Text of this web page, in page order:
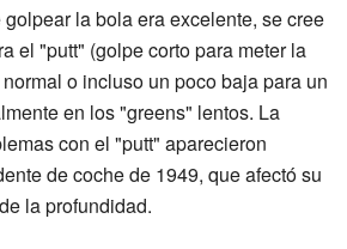
la bola era excelente, se cree
el "putt" (golpe corto para meter la
o incluso un poco baja para un
en los "greens" lentos. La
con el "putt" aparecieron
de coche de 1949, que afectó su
la profundidad.